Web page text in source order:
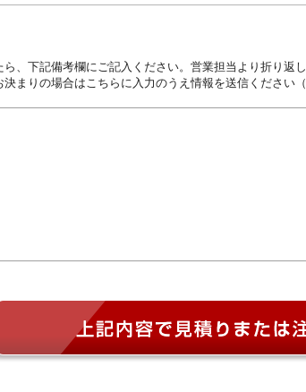
ら、下記備考欄にご記入ください。営業担当より折り返
決まりの場合はこちらに入力のうえ情報を送信ください